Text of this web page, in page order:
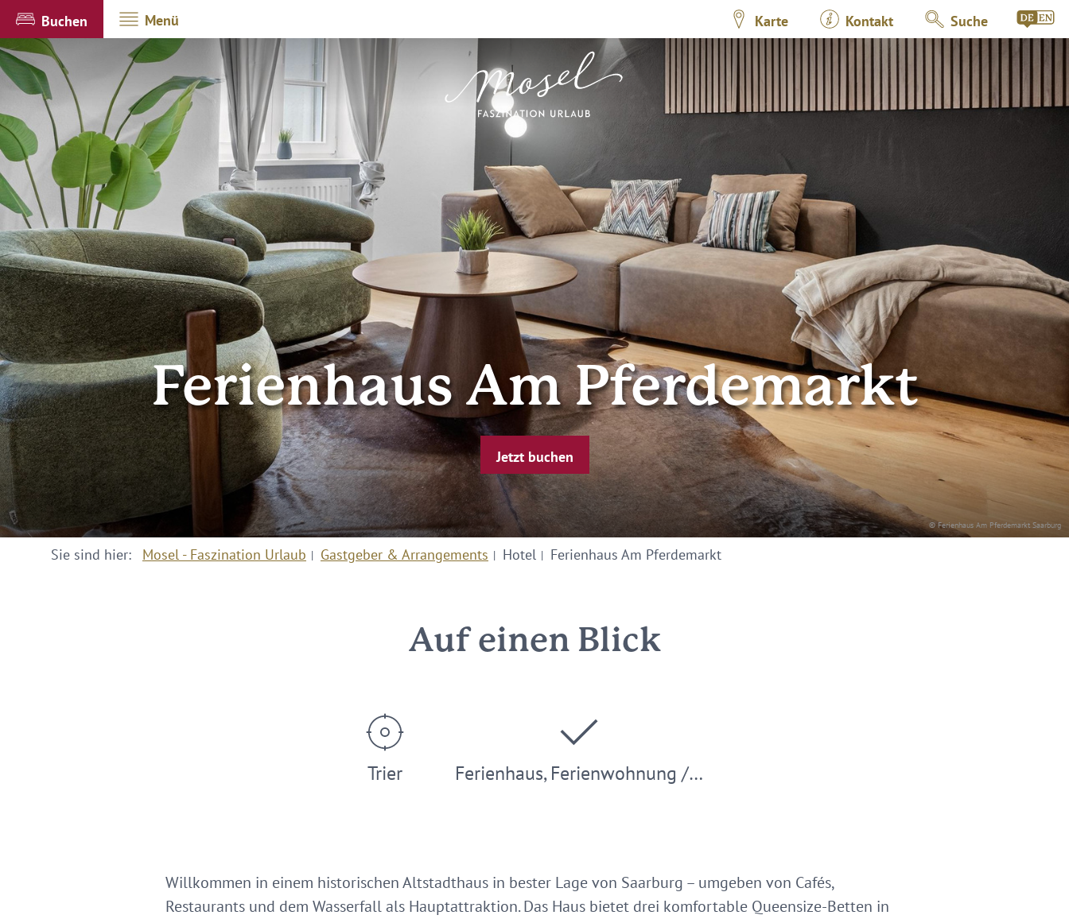
Buchen Menü Karte Kontakt Suche
© Ferienhaus Am Pferdemarkt Saarburg
Ferienhaus Am Pferdemarkt
Jetzt buchen
Sie sind hier: Mosel - Faszination Urlaub Gastgeber & Arrangements Hotel Ferienhaus Am Pferdemarkt
Auf einen Blick
Trier Ferienhaus, Ferienwohnung /…
Willkommen in einem historischen Altstadthaus in bester Lage von Saarburg – umgeben von Cafés,
Restaurants und dem Wasserfall als Hauptattraktion. Das Haus bietet drei komfortable Queensize-Betten in